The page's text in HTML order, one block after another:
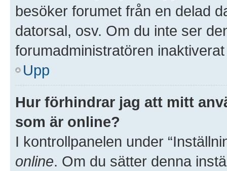
besöker forumet från en delad
datorsal, osv. Om du inte ser
forumadministratören
Upp
Hur förhindrar jag att mitt
som är online?
I kontrollpanelen under
online. Om du sätter denna